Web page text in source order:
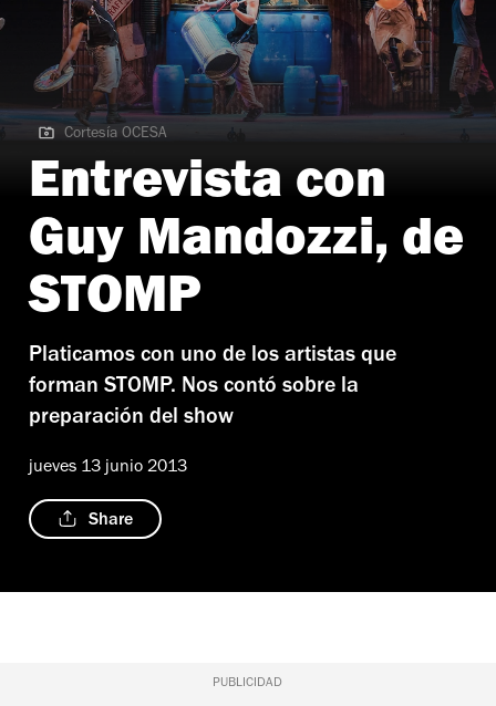
Cortesía OCESA
Cortesía OCESA
Entrevista con
Guy Mandozzi, de
STOMP
Platicamos con uno de los artistas que
forman STOMP. Nos contó sobre la
preparación del show
jueves 13 junio 2013
Share
PUBLICIDAD